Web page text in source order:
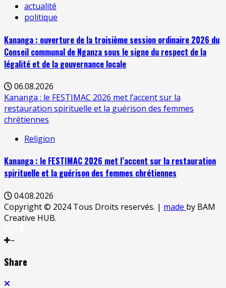
actualité
politique
Kananga : ouverture de la troisième session ordinaire 2026 du
Conseil communal de Nganza sous le signe du respect de la
légalité et de la gouvernance locale
06.08.2026
Kananga : le FESTIMAC 2026 met l’accent sur la
restauration spirituelle et la guérison des femmes
chrétiennes
Religion
Kananga : le FESTIMAC 2026 met l’accent sur la restauration
spirituelle et la guérison des femmes chrétiennes
04.08.2026
Copyright © 2024 Tous Droits reservés. | made by BAM
Creative HUB.
Share